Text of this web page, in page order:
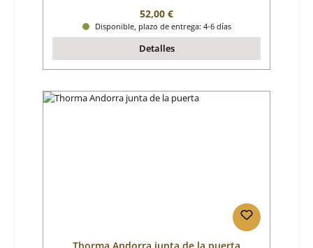
Precio normal:
52,00 €
Disponible, plazo de entrega: 4-6 días
Detalles